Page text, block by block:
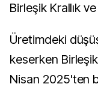
Birleşik Krallık
Üretimdeki
keserken
Nisan 2025'ten